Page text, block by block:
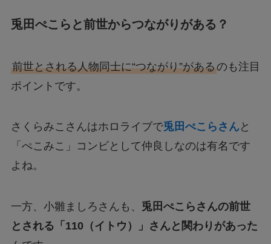
兎田ぺこらと前世からつながりがある？
前世とされる人物同士に“つながり”があるのも注目
ポイントです。
さくらみこさんはホロライブで兎田ぺこらさんと
「ぺこみこ」コンビとして仲良しなのは有名です
よね。
一方、小雛ましろさんも、 兎田ぺこらさんの前世
とされる「110（イトウ）」さんと関わりがあった